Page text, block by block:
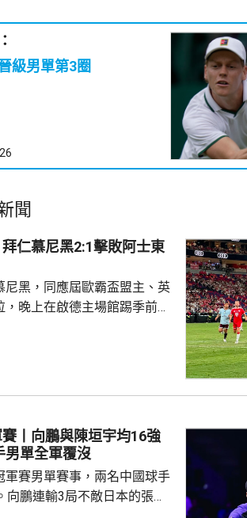
級男單第3圈
聞
仁慕尼黑2:1擊敗阿士東
尼黑，同應屆歐霸盃盟主、英
晚上在啟德主場館踢季前熱
之後阿歷山大柏夫洛域在禁
南韓後衛金玟哉頂入，打破僵
見具威脅的組織及攻門。 下
曾有一次罰球，但...
丨向鵬與陳垣宇均16強
手男單全軍覆沒
軍賽男單賽事，兩名中國球手
向鵬連輸3局不敵日本的張本